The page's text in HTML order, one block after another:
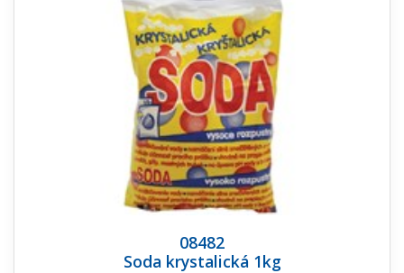
08482
Soda krystalická 1kg